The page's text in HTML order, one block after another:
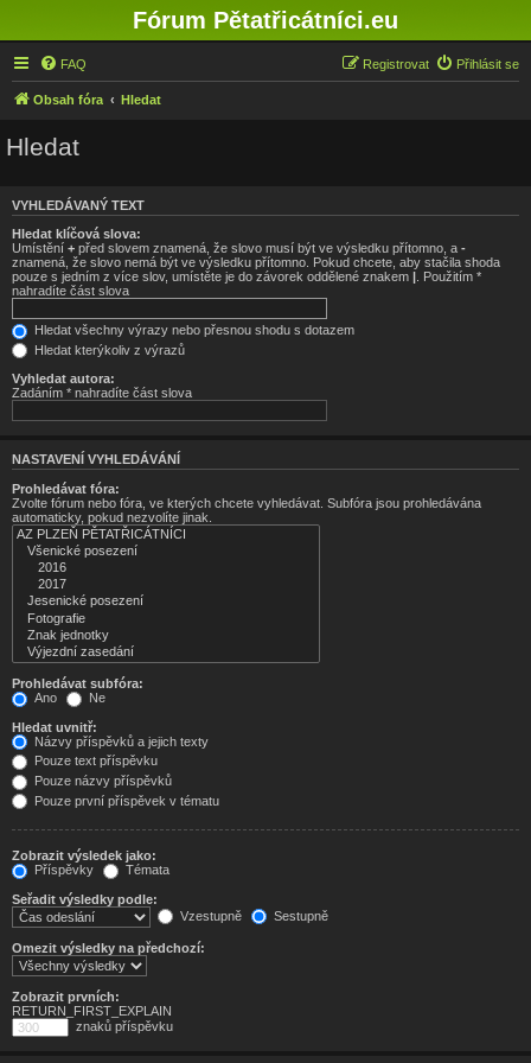
Fórum Pětatřicátníci.eu
FAQ Přihlásit se
Registrovat
Obsah fóra Hledat
Hledat
VYHLEDÁVANÝ TEXT
Hledat klíčová slova:
Umístění + před slovem znamená, že slovo musí být ve výsledku přítomno, a -
znamená, že slovo nemá být ve výsledku přítomno. Pokud chcete, aby stačila shoda
pouze s jedním z více slov, umístěte je do závorek oddělené znakem | . Použitím *
nahradíte část slova
Hledat všechny výrazy nebo přesnou shodu s dotazem
Hledat kterýkoliv z výrazů
Vyhledat autora:
Zadáním * nahradíte část slova
NASTAVENÍ VYHLEDÁVÁNÍ
Prohledávat fóra:
Zvolte fórum nebo fóra, ve kterých chcete vyhledávat. Subfóra jsou prohledávána
automaticky, pokud nezvolíte jinak.
Prohledávat subfóra:
Ano
Ne
Hledat uvnitř:
Názvy příspěvků a jejich texty
Pouze text příspěvku
Pouze názvy příspěvků
Pouze první příspěvek v tématu
Zobrazit výsledek jako:
Příspěvky
Témata
Seřadit výsledky podle:
Vzestupně
Sestupně
Omezit výsledky na předchozí:
Zobrazit prvních:
RETURN_FIRST_EXPLAIN
znaků příspěvku